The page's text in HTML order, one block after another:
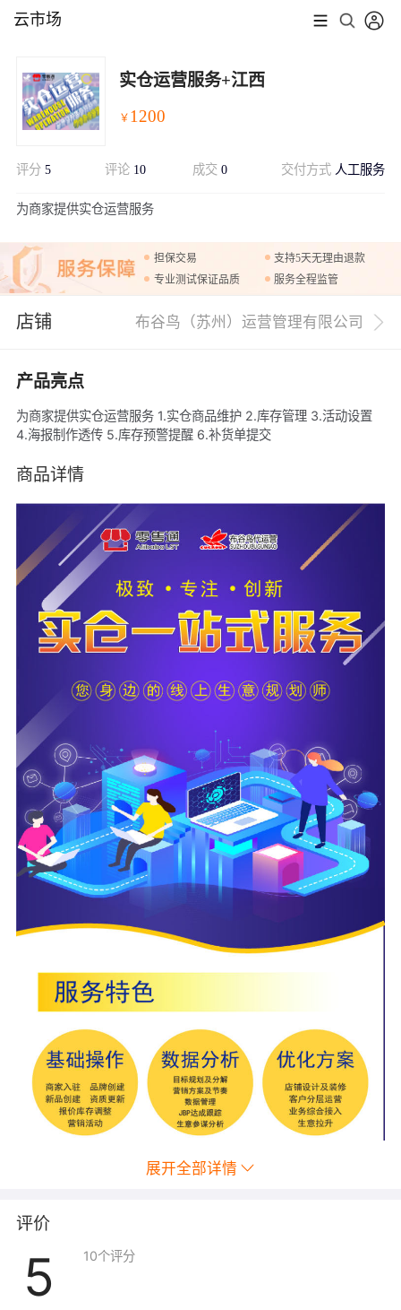
云市场
实仓运营服务+江西
￥ 1200
评分 5 评论 10 成交0 交付方式 人工服务
为商家提供实仓运营服务
担保交易
支持5天无理由退款
专业测试保证品质
服务全程监管
店铺 布谷鸟（苏州）运营管理有限公司
产品亮点
为商家提供实仓运营服务 1.实仓商品维护 2.库存管理 3.活动设置
4.海报制作透传 5.库存预警提醒 6.补货单提交
商品详情
展开全部详情
评价
5 10个评分